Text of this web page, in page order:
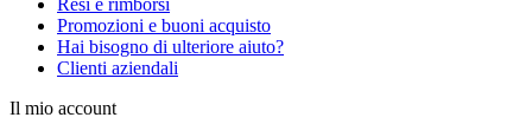
Resi e rimborsi
Promozioni e buoni acquisto
Hai bisogno di ulteriore aiuto?
Clienti aziendali
Il mio account